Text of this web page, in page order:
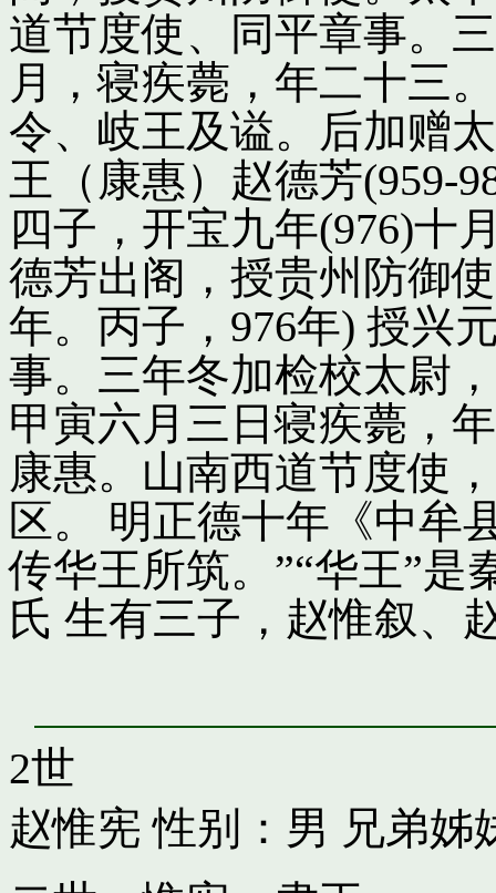
道节度使、同平章事。
月，寝疾薨，年二十三
令、岐王及谥。后加赠
王（康惠）赵德芳(959-
四子，开宝九年(976)十
德芳出阁，授贵州防御
年。丙子，976年) 授兴
事。三年冬加检校太尉
甲寅六月三日寝疾薨，
康惠。山南西道节度使
区。 明正德十年《中牟
传华王所筑。”“华王”是
氏 生有三子，赵惟叙、
2世
赵惟宪 性别：男 兄弟姊